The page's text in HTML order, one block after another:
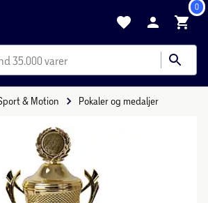
0
35.000 varer
& Motion Pokaler og medaljer